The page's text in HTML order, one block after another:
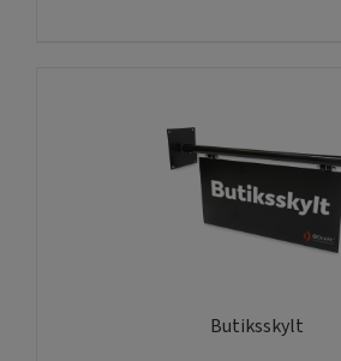
Butiksskylt